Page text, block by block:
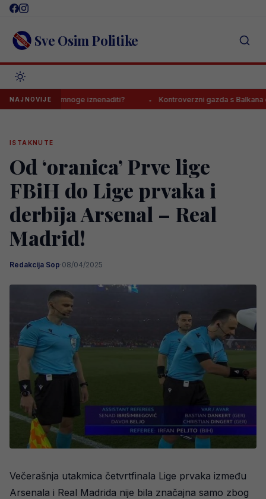
Skip
content Sve Osim Politike
NAJNOVIJE
će mnoge iznenaditi? Kontroverzni gazda s Balkana o Jovi
ISTAKNUTE
Od ‘oranica’ Prve lige
FBiH do Lige prvaka i
derbija Arsenal – Real
Madrid!
Redakcija Sop·08/04/2025
Večerašnja utakmica četvrtfinala Lige prvaka između
Arsenala i Real Madrida nije bila značajna samo zbog